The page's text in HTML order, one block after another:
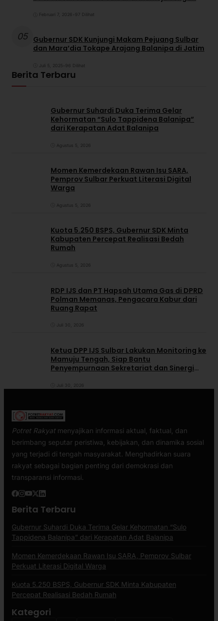
Februari 7, 2026 97 Dilihat
05 Gubernur SDK Kunjungi Makam Pejuang Sulbar
dan Mara’dia Tokape Arajang Balanipa di Jatim
Juli 5, 2025 96 Dilihat
Berita Terbaru
Gubernur Suhardi Duka Terima Gelar
Kehormatan “Sulo Tappidena Balanipa”
dari Kerapatan Adat Balanipa
Agustus 5, 2026
Momen Kemerdekaan Rawan Isu SARA,
Pemprov Sulbar Perkuat Literasi Digital
Warga
Agustus 5, 2026
Kuota 5.250 BSPS, Gubernur SDK Minta
Kabupaten Percepat Realisasi Bedah
Rumah
Agustus 5, 2026
RDP IJS dan PT Hapsah Utama Gas di DPRD
Polman Memanas, Pengacara Kabur dari
Ruang Rapat
Juli 30, 2026
Ketua DPP IJS Sulbar Lakukan Monitoring ke
Mamuju Tengah, Siap Bantu
Penyempurnaan Sekretariat dan Sinergi
Juli 30, 2026
Potret Rakyatmenyajikan informasi aktual, faktual, dan
berimbang seputar peristiwa, kebijakan, dan dinamika sosial
yang terjadi di tengah masyarakat. Menghadirkan suara
rakyat sebagai bagian penting dari demokrasi dan
transparansi informasi.
Berita Terbaru
Gubernur Suhardi Duka Terima Gelar Kehormatan “Sulo
Tappidena Balanipa” dari Kerapatan Adat Balanipa
Momen Kemerdekaan Rawan Isu SARA, Pemprov Sulbar
Perkuat Literasi Digital Warga
Kuota 5.250 BSPS, Gubernur SDK Minta Kabupaten
Percepat Realisasi Bedah Rumah
Kategori